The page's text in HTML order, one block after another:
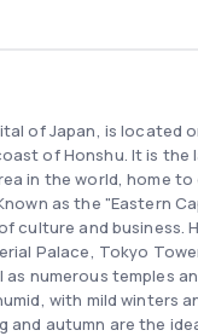
of Japan, is located
of Honshu. It is the
in the world, home to
as the "Eastern
culture and business.
Palace, Tokyo
numerous temples
with mild winters
and autumn are the